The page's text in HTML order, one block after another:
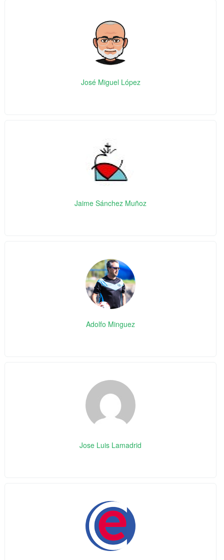
José Miguel López
Jaime Sánchez Muñoz
Adolfo Minguez
Jose Luis Lamadrid